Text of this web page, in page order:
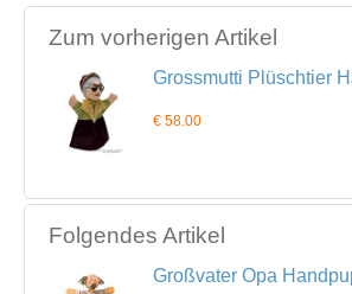
Zum vorherigen Artikel
Grossmutti Plüschtier
€ 58.00
Folgendes Artikel
Großvater Opa